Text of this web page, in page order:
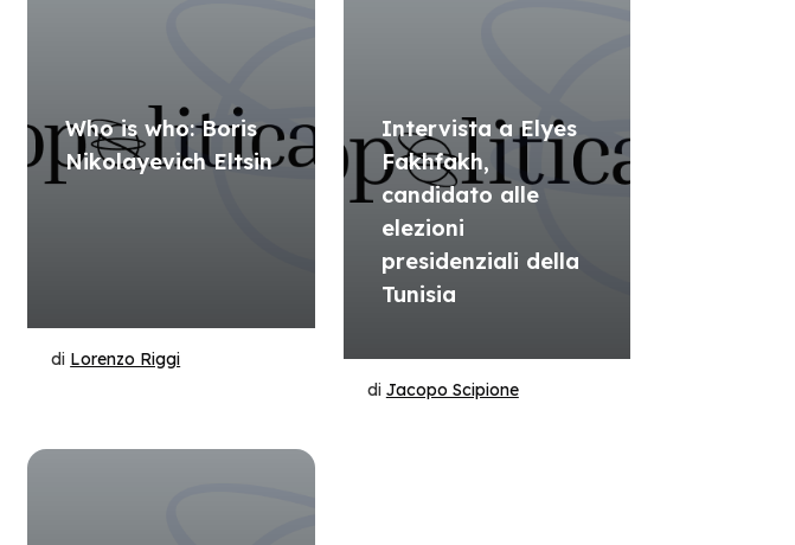
Who is who: Boris
Nikolayevich Eltsin
di Lorenzo Riggi
Intervista a Elyes
Fakhfakh,
candidato alle
elezioni
presidenziali della
Tunisia
di Jacopo Scipione